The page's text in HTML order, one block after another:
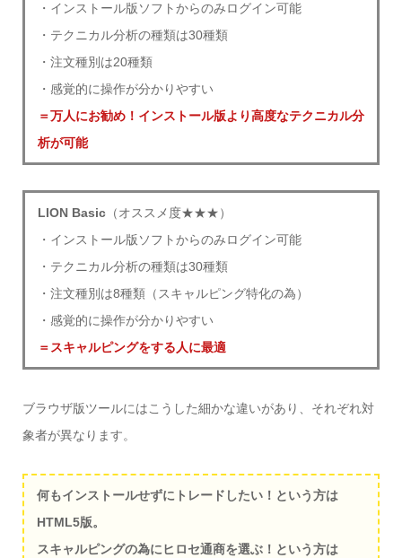
・インストール版ソフトからのみログイン可能
・テクニカル分析の種類は30種類
・注文種別は20種類
・感覚的に操作が分かりやすい
＝万人にお勧め！インストール版より高度なテクニカル分
析が可能
LION Basic（オススメ度★★★）
・インストール版ソフトからのみログイン可能
・テクニカル分析の種類は30種類
・注文種別は8種類（スキャルピング特化の為）
・感覚的に操作が分かりやすい
＝スキャルピングをする人に最適
ブラウザ版ツールにはこうした細かな違いがあり、それぞれ対
象者が異なります。
何もインストールせずにトレードしたい！という方は
HTML5版。
スキャルピングの為にヒロセ通商を選ぶ！という方は